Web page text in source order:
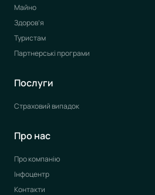
Майно
Здоров’я
Туристам
Партнерські програми
Послуги
Страховий випадок
Про нас
Про компанію
Інфоцентр
Контакти